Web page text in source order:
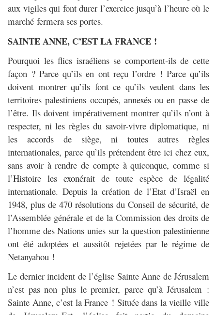
aux vigiles qui font durer l’exercice jusqu’à l’heure où le
marché fermera ses portes.
SAINTE ANNE, C’EST LA FRANCE !
Pourquoi les flics israéliens se comportent-ils de cette
façon ? Parce qu’ils en ont reçu l’ordre ! Parce qu’ils
doivent montrer qu’ils font ce qu’ils veulent dans les
territoires palestiniens occupés, annexés ou en passe de
l’être. Ils doivent impérativement montrer qu’ils n’ont à
respecter, ni les règles du savoir-vivre diplomatique, ni
les accords de siège, ni toutes autres règles
internationales, parce qu’ils prétendent être ici chez eux,
sans avoir à rendre de compte à quiconque, comme si
l’Histoire les exonérait de toute espèce de légalité
internationale. Depuis la création de l’Etat d’Israël en
1948, plus de 470 résolutions du Conseil de sécurité, de
l’Assemblée générale et de la Commission des droits de
l’homme des Nations unies sur la question palestinienne
ont été adoptées et aussitôt rejetées par le régime de
Netanyahou !
Le dernier incident de l’église Sainte Anne de Jérusalem
n’est pas non plus le premier, parce qu’à Jérusalem :
Sainte Anne, c’est la France ! Située dans la vieille ville